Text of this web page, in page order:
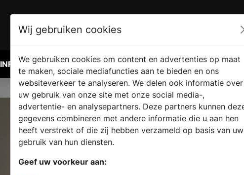
INFORMATIE AANVRAGEN VERKOOPLOCATIE VINDEN
Wij gebruiken cookies
We gebruiken cookies om content en advertenties op maat
te maken, sociale mediafuncties aan te bieden en ons
websiteverkeer te analyseren. We delen ook informatie over
uw gebruik van onze site met onze social media-,
advertentie- en analysepartners. Deze partners kunnen
gegevens combineren met andere informatie die u aan hen
heeft verstrekt of die zij hebben verzameld op basis van uw
gebruik van hun diensten.
Geef uw voorkeur aan: